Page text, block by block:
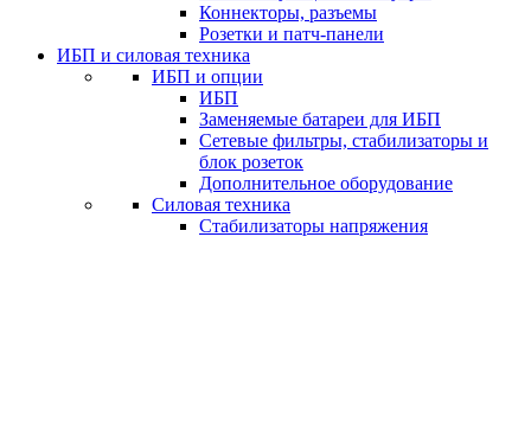
Коннекторы, разъемы
Розетки и патч-панели
ИБП и силовая техника
ИБП и опции
ИБП
Заменяемые батареи для ИБП
Сетевые фильтры, стабилизаторы и
блок розеток
Дополнительное оборудование
Силовая техника
Стабилизаторы напряжения